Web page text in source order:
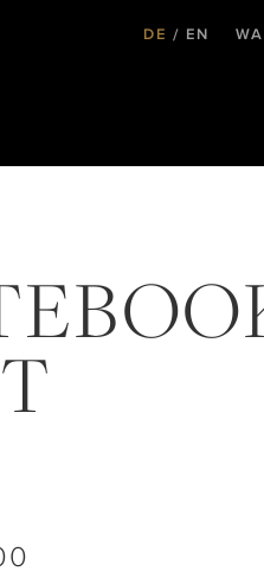
DE EN